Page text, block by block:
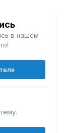
в нашем